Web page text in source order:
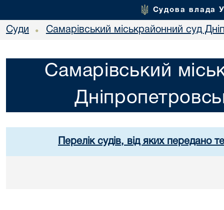
Судова влада
Суди • Самарівський міськрайонний суд
Самарівський
Перелік судів, від яких передано